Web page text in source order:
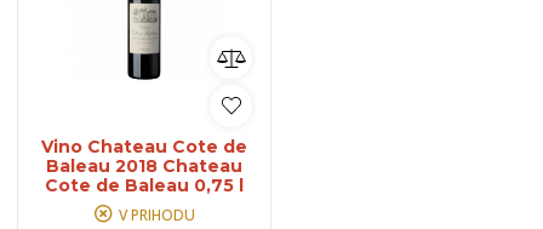
Vino Chateau Cote de
Baleau 2018 Chateau
Cote de Baleau 0,75 l
V PRIHODU